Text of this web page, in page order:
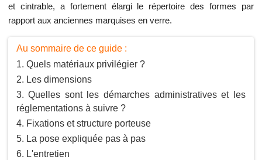
et cintrable, a fortement élargi le répertoire des formes par
rapport aux anciennes marquises en verre.
Au sommaire de ce guide :
Quels matériaux privilégier ?
Les dimensions
Quelles sont les démarches administratives et les
réglementations à suivre ?
Fixations et structure porteuse
La pose expliquée pas à pas
L'entretien